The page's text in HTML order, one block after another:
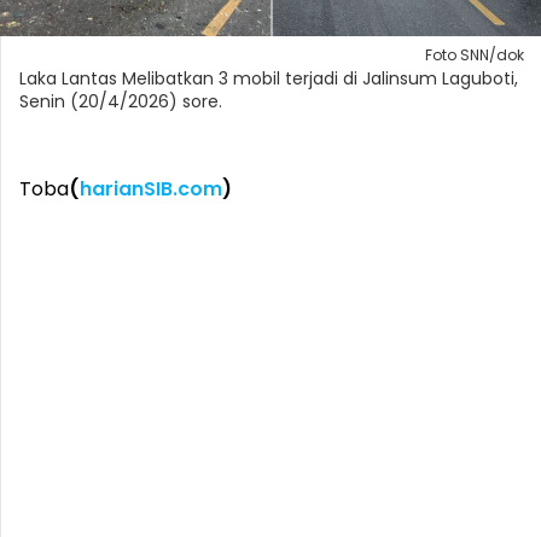
Foto SNN/dok
Laka Lantas Melibatkan 3 mobil terjadi di Jalinsum Laguboti,
Senin (20/4/2026) sore.
Toba(harianSIB.com)